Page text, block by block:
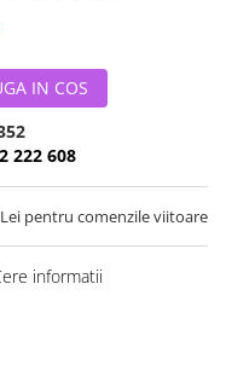
IN COS
222 608
Lei pentru comenzile viitoare
informatii